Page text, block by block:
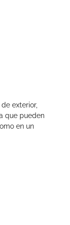
exterior,
que pueden
en un